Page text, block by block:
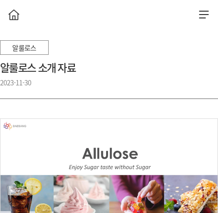
알룰로스
알룰로스 소개 자료
2023-11-30